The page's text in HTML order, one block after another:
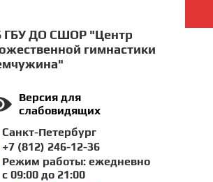
ГБУ ДО СШОР "Центр
гимнастики
Версия для
слабовидящих
Санкт-Петербург
+7 (812) 246-12-36
Режим работы: ежедневно
с 09:00 до 21:00